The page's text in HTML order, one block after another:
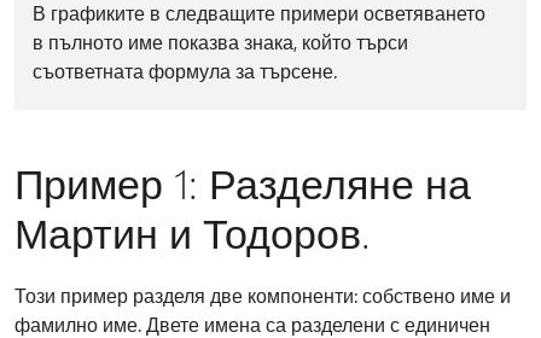
В графиките в следващите примери осветяването
в пълното име показва знака, който търси
съответната формула за търсене.
Пример 1: Разделяне на
Мартин и Тодоров.
Този пример разделя две компоненти: собствено име и
фамилно име. Двете имена са разделени с единичен